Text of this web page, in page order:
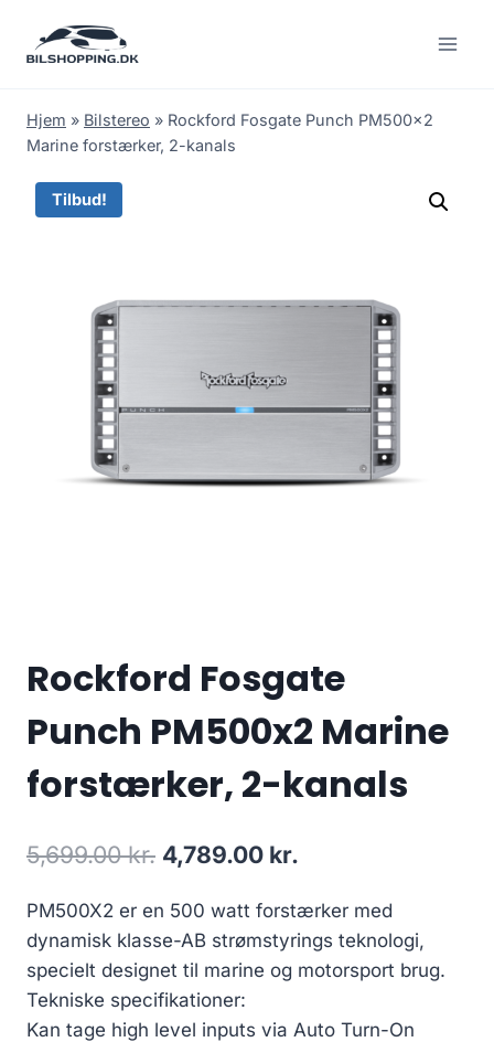
Hjem » Bilstereo » Rockford Fosgate Punch PM500x2
Marine forstærker, 2-kanals
Tilbud!
Rockford Fosgate
Punch PM500x2 Marine
forstærker, 2-kanals
5,699.00kr. Den
pris
var:
5,699.00 kr..
4,789.00 kr.
pris
er:
PM500X2 er en 500 watt forstærker med
dynamisk klasse-AB strømstyrings teknologi,
specielt designet til marine og motorsport brug.
Tekniske specifikationer:
Kan tage high level inputs via Auto Turn-On